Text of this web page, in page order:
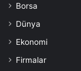
Borsa
Dünya
Ekonomi
Firmalar